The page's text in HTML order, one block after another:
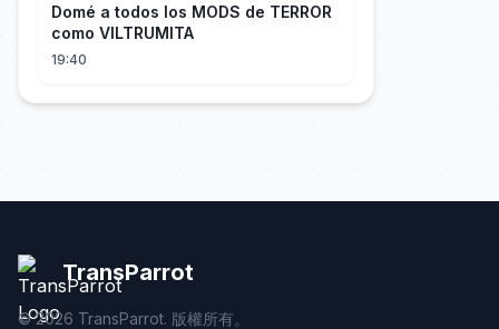
Domé a todos los MODS de TERROR
como VILTRUMITA
19:40
TransParrot
©2026 TransParrot. 版權所有。